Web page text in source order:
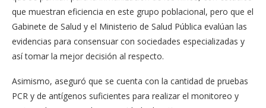
que mues­tran eficiencia en este gru­po poblacional, pero que el
Gabinete de Salud y el Mi­nisterio de Salud Pública evalúan las
evidencias para consensuar con sociedades especializadas y
así tomar la mejor decisión al respecto.
Asimismo, aseguró que se cuenta con la cantidad de pruebas
PCR y de antígenos suficientes para realizar el monitoreo y